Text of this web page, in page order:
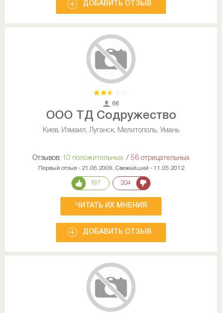
ДОБАВИТЬ ОТЗЫВ
66
ООО ТД Содружество
Киев, Измаил, Луганск, Мелитополь, Умань
Отзывов: 10 положительных / 56 отрицательных
Первый отзыв - 21.06.2009, Свежайший - 11.05.2012
197 204
ЧИТАТЬ ИХ МНЕНИЯ
ДОБАВИТЬ ОТЗЫВ